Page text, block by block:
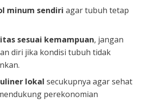
minum sendiri agar tubuh tetap
sesuai kemampuan, jangan
diri jika kondisi tubuh tidak
lokal secukupnya agar sehat
perekonomian